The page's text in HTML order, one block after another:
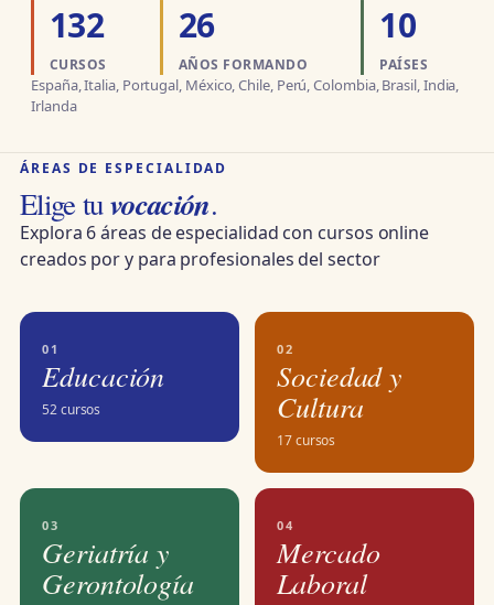
132
CURSOS
26
AÑOS FORMANDO
10
PAÍSES
España, Italia, Portugal, México, Chile, Perú, Colombia, Brasil, India,
Irlanda
ÁREAS DE ESPECIALIDAD
Elige tuvocación.
Explora 6 áreas de especialidad con cursos online
creados por y para profesionales del sector
01
Educación
52 cursos
02
Sociedad y
Cultura
17 cursos
03
Geriatría y
Gerontología
04
Mercado
Laboral